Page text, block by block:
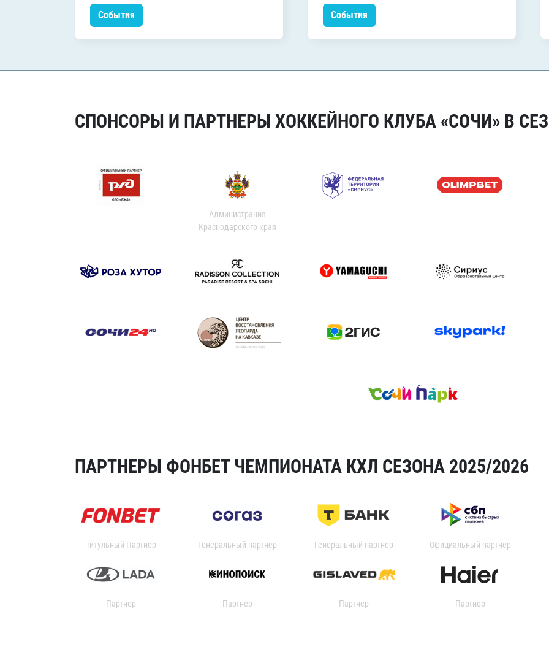
События События
СПОНСОРЫ И ПАРТНЕРЫ ХОККЕЙНОГО КЛУБА «СОЧИ» В
Администрация
Краснодарского края
ПАРТНЕРЫ ФОНБЕТ ЧЕМПИОНАТА КХЛ СЕЗОНА 2025/2026
Титульный Партнер Генеральный партнер Генеральный партнер Официальный партнер
Партнер Партнер Партнер Партнер